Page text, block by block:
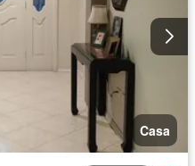
Casa